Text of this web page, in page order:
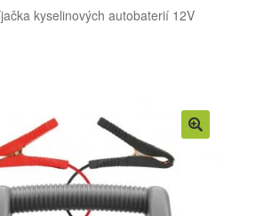
kyselinových autobaterií 12V